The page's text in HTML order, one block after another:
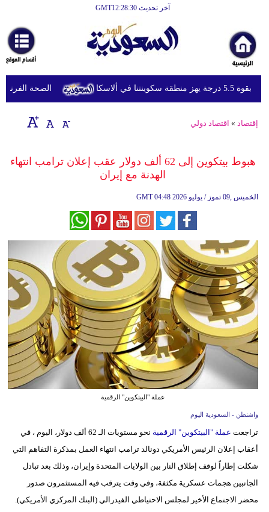
آخر تحديث GMT12:28:30
أخبارعاجلة
رياضة
ثقافة
إقتصاد
وموسيقى
سياحة
وسفر
ديكور
أخبار
إعلام
تعليم
علوم
وتكنولوجيا
مدوَّنات
الصحة الفرنسية سكوينتنا في ألاسكا
إقتصاد » اقتصاد دولي
هبوط بيتكوين إلى 62 ألف دولار عقب إعلان ترامب انتهاء
الهدنة مع إيران
GMT 04:48 2026 الخميس ,09 تموز / يوليو
عملة "البيتكوين" الرقمية
واشنطن - السعودية اليوم
تراجعت عملة "البيتكوين" الرقمية
نحو مستويات الـ 62 ألف دولار، اليوم ، في
أعقاب إعلان الرئيس الأمريكي دونالد ترامب انتهاء العمل بمذكرة التفاهم التي
شكلت إطاراً لوقف إطلاق النار بين الولايات المتحدة وإيران، وذلك بعد تبادل
الجانبين هجمات عسكرية مكثفة، وفي وقت يترقب فيه المستثمرون صدور
محضر الاجتماع الأخير لمجلس الاحتياطي الفيدرالي (البنك المركزي الأمريكي).